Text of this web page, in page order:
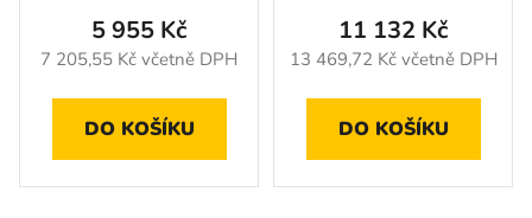
7 205,55 Kč včetně DPH
5 955 Kč
DO KOŠÍKU
13 469,72 Kč včetně DPH
11 132 Kč
DO KOŠÍKU